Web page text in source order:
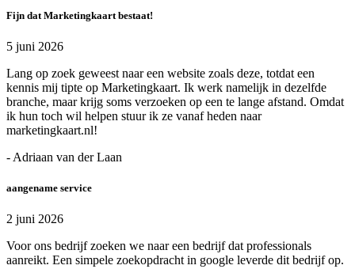
Fijn dat Marketingkaart bestaat!
5 juni 2026
Lang op zoek geweest naar een website zoals deze, totdat een
kennis mij tipte op Marketingkaart. Ik werk namelijk in dezelfde
branche, maar krijg soms verzoeken op een te lange afstand. Omdat
ik hun toch wil helpen stuur ik ze vanaf heden naar
marketingkaart.nl!
- Adriaan van der Laan
aangename service
2 juni 2026
Voor ons bedrijf zoeken we naar een bedrijf dat professionals
aanreikt. Een simpele zoekopdracht in google leverde dit bedrijf op.